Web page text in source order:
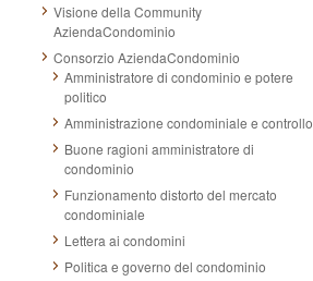
Visione della Community
AziendaCondominio
Consorzio AziendaCondominio
Amministratore di condominio e potere
politico
Amministrazione condominiale e controllo
Buone ragioni amministratore di
condominio
Funzionamento distorto del mercato
condominiale
Lettera ai condomini
Politica e governo del condominio